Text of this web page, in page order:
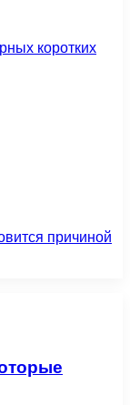
коротких
причиной